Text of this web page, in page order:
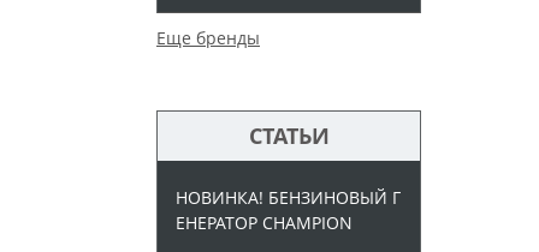
Еще бренды
СТАТЬИ
НОВИНКА! БЕНЗИНОВЫЙ Г
ЕНЕРАТОР CHAMPION